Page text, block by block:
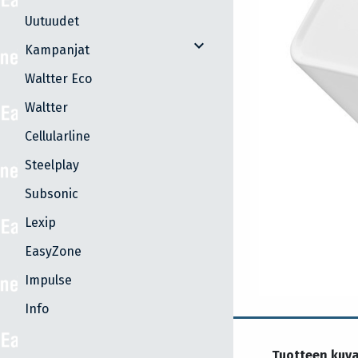
Uutuudet
Kampanjat
expand_more
Waltter Eco
Waltter
Cellularline
Steelplay
Subsonic
Lexip
EasyZone
Impulse
Info